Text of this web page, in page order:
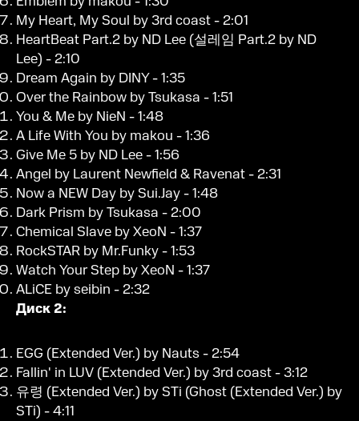
My Heart, My Soul by 3rd coast - 2:01
HeartBeat Part.2 by ND Lee (설레임 Part.2 by ND
Lee) - 2:10
Dream Again by DINY - 1:35
Over the Rainbow by Tsukasa - 1:51
You & Me by NieN - 1:48
A Life With You by makou - 1:36
Give Me 5 by ND Lee - 1:56
Angel by Laurent Newfield & Ravenat - 2:31
Now a NEW Day by Sui.Jay - 1:48
Dark Prism by Tsukasa - 2:00
Chemical Slave by XeoN - 1:37
RockSTAR by Mr.Funky - 1:53
Watch Your Step by XeoN - 1:37
ALiCE by seibin - 2:32
Диск 2:
EGG (Extended Ver.) by Nauts - 2:54
Fallin' in LUV (Extended Ver.) by 3rd coast - 3:12
유령 (Extended Ver.) by STi (Ghost (Extended Ver.) by
STi) - 4:11